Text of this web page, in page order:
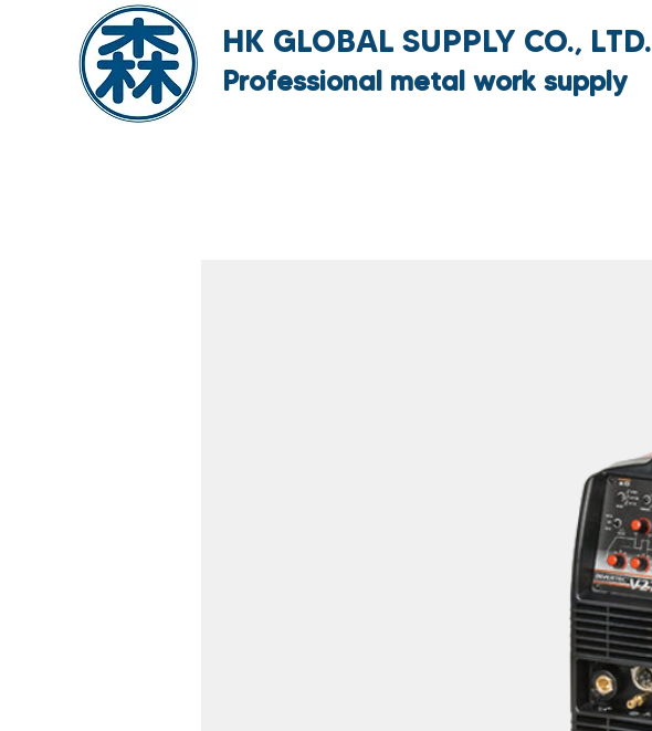
HK GLOBAL SUPPLY CO., LTD.
Professional metal work supply